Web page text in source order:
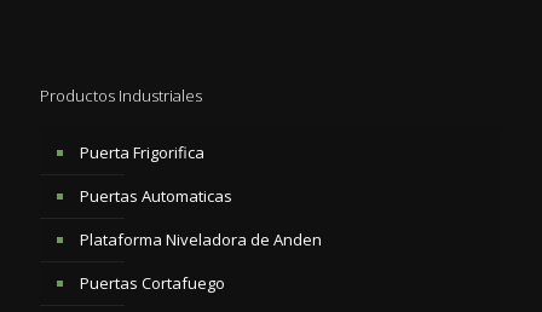
Productos Industriales
Puerta Frigorifica
Puertas Automaticas
Plataforma Niveladora de Anden
Puertas Cortafuego